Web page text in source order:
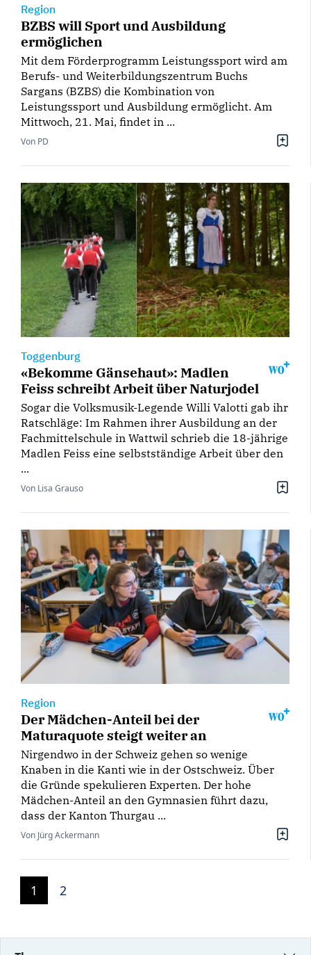
Region
BZBS will Sport und Ausbildung
ermöglichen
Mit dem Förderprogramm Leistungssport wird am
Berufs- und Weiterbildungszentrum Buchs
Sargans (BZBS) die Kombination von
Leistungssport und Ausbildung ermöglicht. Am
Mittwoch, 21. Mai, findet in ...
Von PD
Toggenburg
«Bekomme Gänsehaut»: Madlen
Feiss schreibt Arbeit über Naturjodel
Sogar die Volksmusik-Legende Willi Valotti gab ihr
Ratschläge: Im Rahmen ihrer Ausbildung an der
Fachmittelschule in Wattwil schrieb die 18-jährige
Madlen Feiss eine selbstständige Arbeit über den
...
Von Lisa Grauso
Region
Der Mädchen-Anteil bei der
Maturaquote steigt weiter an
Nirgendwo in der Schweiz gehen so wenige
Knaben in die Kanti wie in der Ostschweiz. Über
die Gründe spekulieren Experten. Der hohe
Mädchen-Anteil an den Gymnasien führt dazu,
dass der Kanton Thurgau ...
Von Jürg Ackermann
1 2